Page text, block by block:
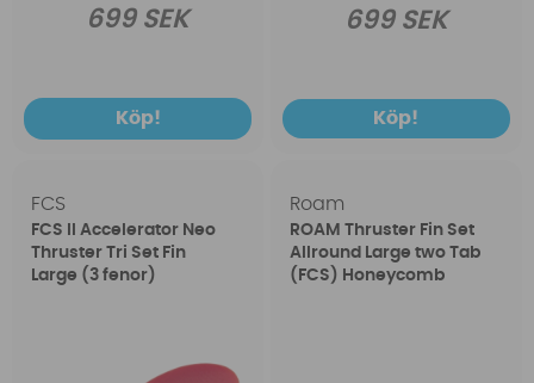
699 SEK
Köp!
699 SEK
Köp!
FCS
FCS II Accelerator Neo
Thruster Tri Set Fin
Large (3 fenor)
Roam
ROAM Thruster Fin Set
Allround Large two Tab
(FCS) Honeycomb